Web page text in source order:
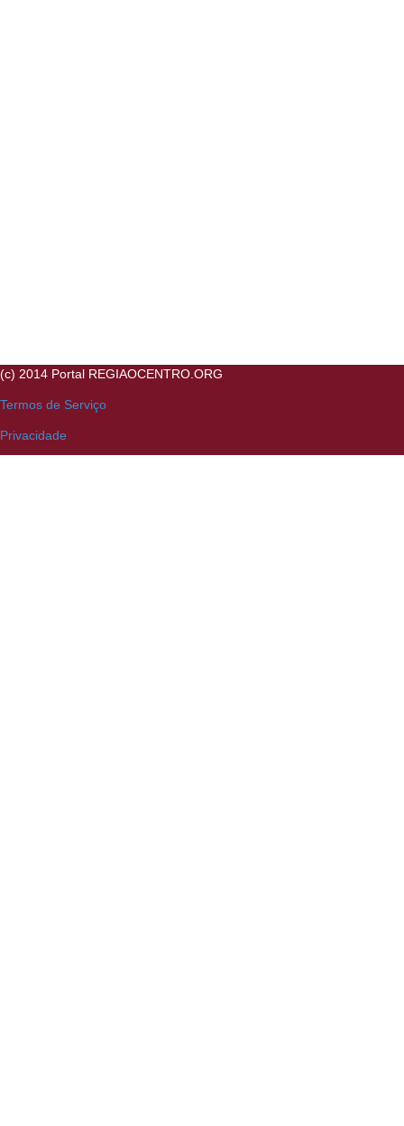
(c) 2014 Portal REGIAOCENTRO.ORG
Termos de Serviço
Privacidade